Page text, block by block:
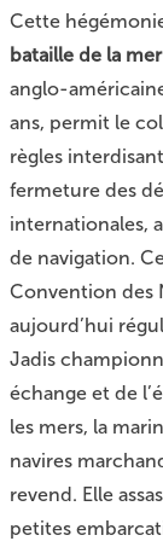
Cette
bataille de la
anglo-
ans, permit le
règles
fermeture des
internationales,
de navigation.
Convention des
aujourd’hui
Jadis
échange et de
les mers, la
navires
revend. Elle
petites